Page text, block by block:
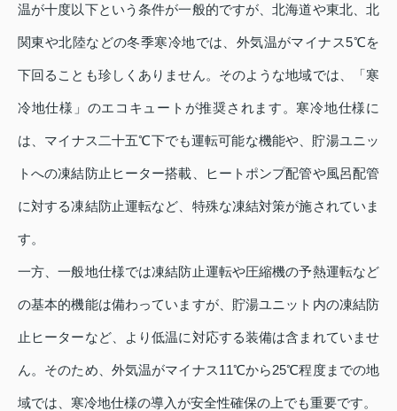
温が十度以下という条件が一般的ですが、北海道や東北、北
関東や北陸などの冬季寒冷地では、外気温がマイナス5℃を
下回ることも珍しくありません。そのような地域では、「寒
冷地仕様」のエコキュートが推奨されます。寒冷地仕様に
は、マイナス二十五℃下でも運転可能な機能や、貯湯ユニッ
トへの凍結防止ヒーター搭載、ヒートポンプ配管や風呂配管
に対する凍結防止運転など、特殊な凍結対策が施されていま
す。
一方、一般地仕様では凍結防止運転や圧縮機の予熱運転など
の基本的機能は備わっていますが、貯湯ユニット内の凍結防
止ヒーターなど、より低温に対応する装備は含まれていませ
ん。そのため、外気温がマイナス11℃から25℃程度までの地
域では、寒冷地仕様の導入が安全性確保の上でも重要です。